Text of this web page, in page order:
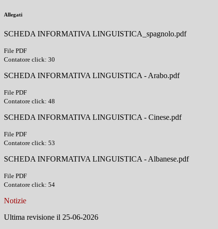
Allegati
SCHEDA INFORMATIVA LINGUISTICA_spagnolo.pdf
File PDF
Contatore click: 30
SCHEDA INFORMATIVA LINGUISTICA - Arabo.pdf
File PDF
Contatore click: 48
SCHEDA INFORMATIVA LINGUISTICA - Cinese.pdf
File PDF
Contatore click: 53
SCHEDA INFORMATIVA LINGUISTICA - Albanese.pdf
File PDF
Contatore click: 54
Notizie
Ultima revisione il 25-06-2026